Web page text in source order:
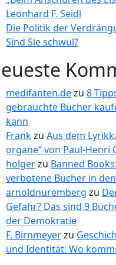
Leonhard F. Seidl
Die Politik der
Sind Sie schwul?
medifanten.dezu 8
gebrauchte Bücher
kann
Frankzu Aus dem
organe“ von Paul-Henri
holgerzu Banned
verbotene Bücher in
arnoldnuremberg zu
Gefahr? Das sind 9
der Demokratie
F. Birnmeyerzu
und Identität: Wo